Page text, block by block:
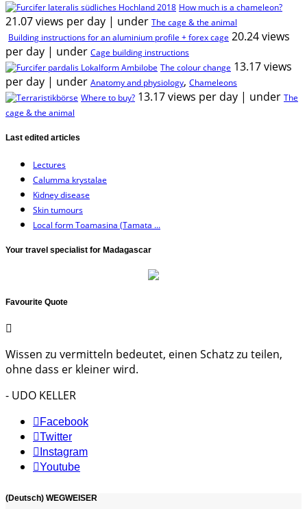
How much is a chameleon?
21.07 views per day | under The cage & the animal
Building instructions for an aluminium profile + forex cage 20.24 views
per day | under Cage building instructions
The colour change 13.17 views
per day | under Anatomy and physiology, Chameleons
Where to buy? 13.17 views per day | under The
cage & the animal
Last edited articles
Lectures
Calumma krystalae
Kidney disease
Skin tumours
Local form Toamasina (Tamata ...
Your travel specialist for Madagascar
Favourite Quote
Wissen zu vermitteln bedeutet, einen Schatz zu teilen,
ohne dass er kleiner wird.
- UDO KELLER
Facebook
Twitter
Instagram
Youtube
(Deutsch) WEGWEISER